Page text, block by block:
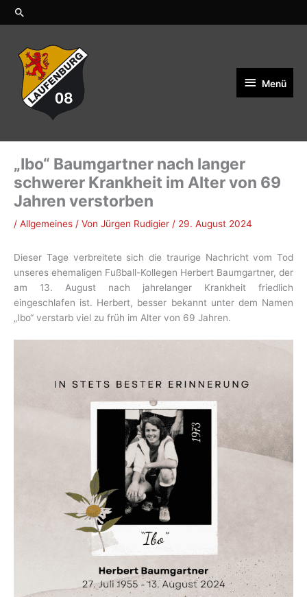
ZumSuchen
Menü
Menü
„Ibo“ Baumgartner nach langer
schwerer Krankheit im Alter von 69
Jahren verstorben
/ Allgemeines / Von Jürgen Rudigier / 29. August 2024
Dieser Tage verbreitete sich die traurige Nachricht vom Tod
unseres ehemaligen Fußball-Kollegen Herbert Baumgartner, der
am 13. August nach jahrelanger Krankheit friedlich
eingeschlafen ist. Herbert, besser bekannt unter dem Namen
„Ibo“ verstarb viel zu früh im Alter von 69 Jahren.